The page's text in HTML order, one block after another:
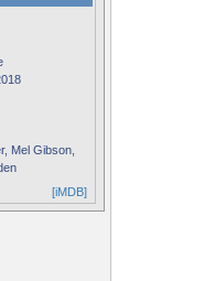
Mel Gibson,
[iMDB]